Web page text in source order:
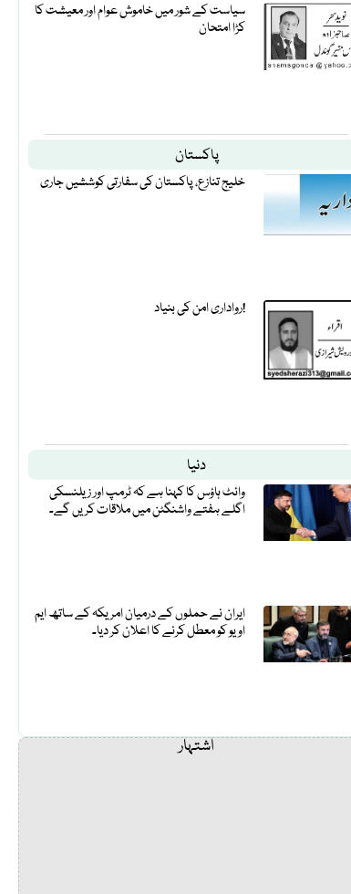
سیاست کے شور میں خاموش عوام اور معیشت کا
کڑا امتحان
پاکستان
خلیج تنازع، پاکستان کی سفارتی کوششیں جاری
رواداری امن کی بنیاد!
دنیا
وائٹ ہاؤس کا کہنا ہے کہ ٹرمپ اور زیلنسکی
اگلے ہفتے واشنگٹن میں ملاقات کریں گے۔
ایران نے حملوں کے درمیان امریکہ کے ساتھ ایم
او یو کو معطل کرنے کا اعلان کر دیا۔
اشتہار